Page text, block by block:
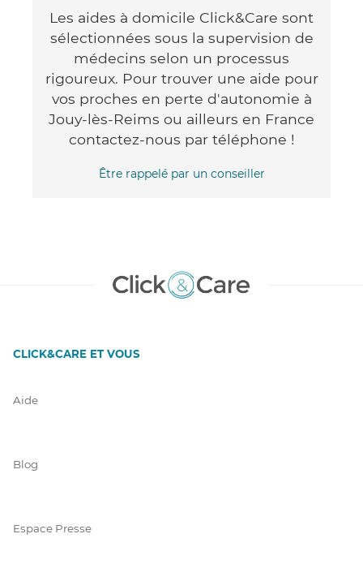
Les aides à domicile Click&Care sont
sélectionnées sous la supervision de
médecins selon un processus
rigoureux. Pour trouver une aide pour
vos proches en perte d'autonomie à
Jouy-lès-Reims ou ailleurs en France
contactez-nous par téléphone !
Être rappelé par un conseiller
CLICK&CARE ET VOUS
Aide
Blog
Espace Presse